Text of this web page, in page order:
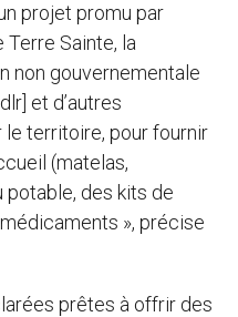
projet promu par
Terre Sainte, la
non gouvernementale
et d’autres
territoire, pour fournir
(matelas,
potable, des kits de
», précise
prêtes à offrir des